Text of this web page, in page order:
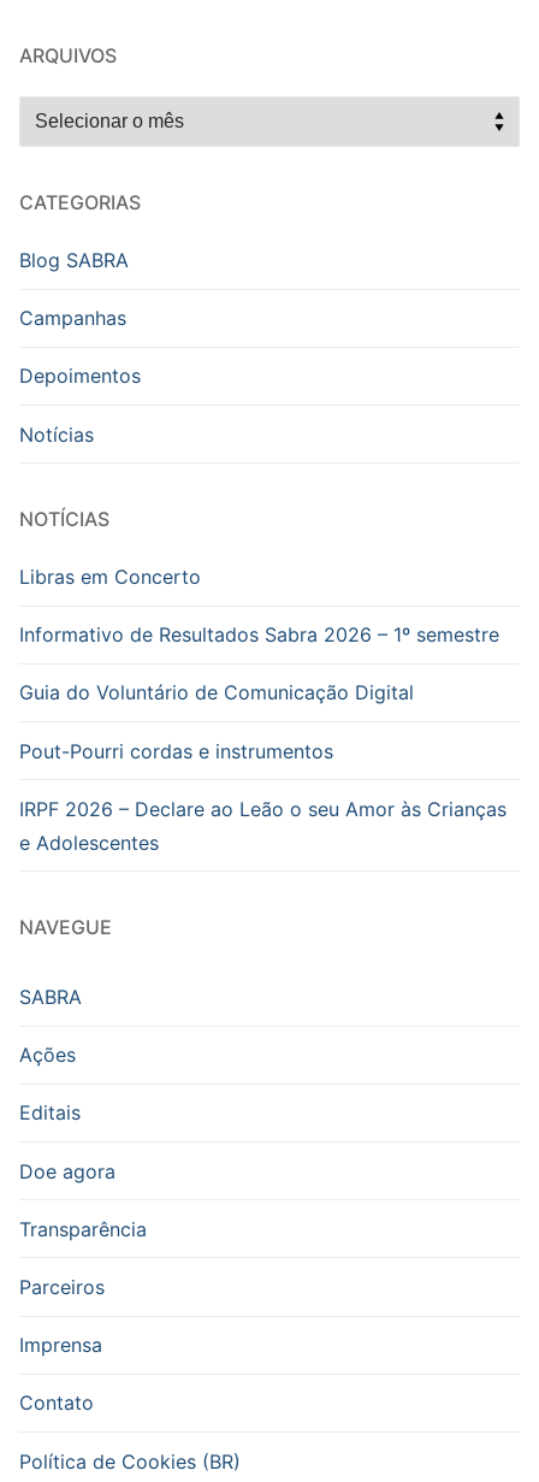
ARQUIVOS
Arquivos
CATEGORIAS
Blog SABRA
Campanhas
Depoimentos
Notícias
NOTÍCIAS
Libras em Concerto
Informativo de Resultados Sabra 2026 – 1º semestre
Guia do Voluntário de Comunicação Digital
Pout-Pourri cordas e instrumentos
IRPF 2026 – Declare ao Leão o seu Amor às Crianças
e Adolescentes
NAVEGUE
SABRA
Ações
Editais
Doe agora
Transparência
Parceiros
Imprensa
Contato
Política de Cookies (BR)